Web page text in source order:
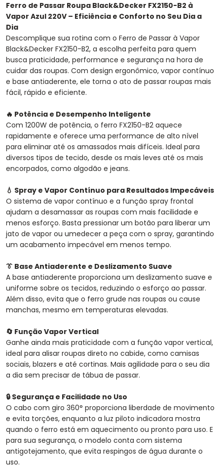
Ferro de Passar Roupa Black&Decker FX2150-B2 à
Vapor Azul 220V – Eficiência e Conforto no Seu Dia a
Dia
Descomplique sua rotina com o Ferro de Passar à Vapor
Black&Decker FX2150-B2, a escolha perfeita para quem
busca praticidade, performance e segurança na hora de
cuidar das roupas. Com design ergonômico, vapor contínuo
e base antiaderente, ele torna o ato de passar roupas mais
fácil, rápido e eficiente.
🔥 Potência e Desempenho Inteligente
Com 1200W de potência, o ferro FX2150-B2 aquece
rapidamente e oferece uma performance de alto nível
para eliminar até os amassados mais difíceis. Ideal para
diversos tipos de tecido, desde os mais leves até os mais
encorpados, como algodão e jeans.
💧 Spray e Vapor Contínuo para Resultados Impecáveis
O sistema de vapor contínuo e a função spray frontal
ajudam a desamassar as roupas com mais facilidade e
menos esforço. Basta pressionar um botão para liberar um
jato de vapor ou umedecer a peça com o spray, garantindo
um acabamento impecável em menos tempo.
👔 Base Antiaderente e Deslizamento Suave
A base antiaderente proporciona um deslizamento suave e
uniforme sobre os tecidos, reduzindo o esforço ao passar.
Além disso, evita que o ferro grude nas roupas ou cause
manchas, mesmo em temperaturas elevadas.
🔄 Função Vapor Vertical
Ganhe ainda mais praticidade com a função vapor vertical,
ideal para alisar roupas direto no cabide, como camisas
sociais, blazers e até cortinas. Mais agilidade para o seu dia
a dia sem precisar de tábua de passar.
🔒 Segurança e Facilidade no Uso
O cabo com giro 360° proporciona liberdade de movimento
e evita torções, enquanto a luz piloto indicadora mostra
quando o ferro está em aquecimento ou pronto para uso. E
para sua segurança, o modelo conta com sistema
antigotejamento, que evita respingos de água durante o
uso.